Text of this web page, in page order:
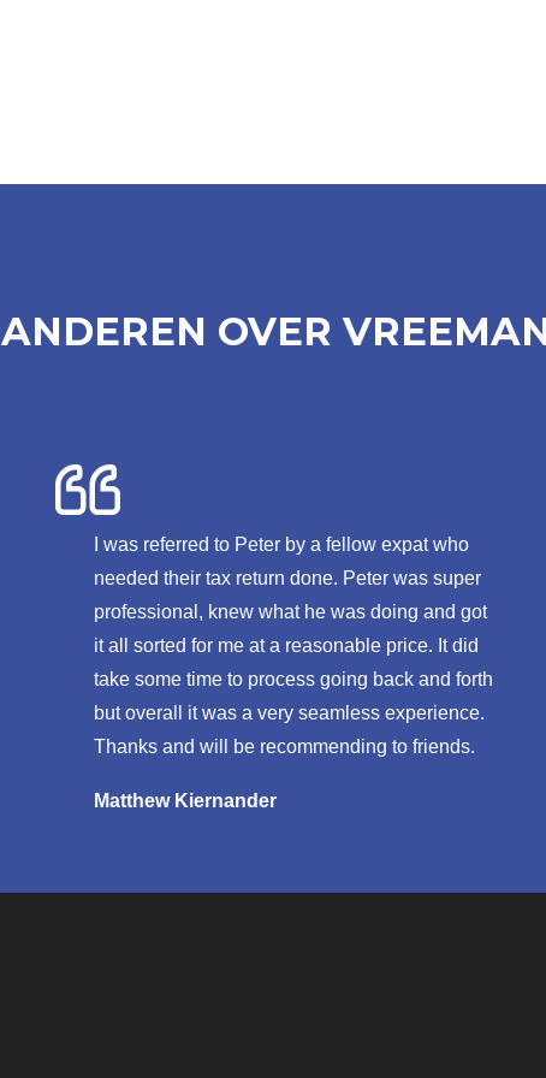
ANDEREN OVER
I was referred to Peter by a fellow expat who
needed their tax return done. Peter was super
professional, knew what he was doing and got
it all sorted for me at a reasonable price. It did
take some time to process going back and forth
but overall it was a very seamless experience.
Thanks and will be recommending to friends.
Matthew Kiernander